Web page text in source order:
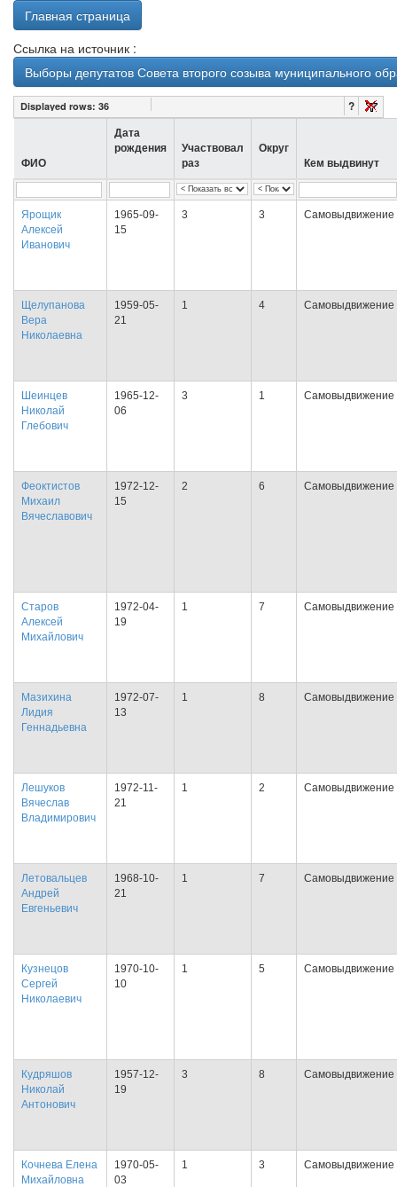
Главная страница
Ссылка на источник :
Выборы депутатов Совета второго созыва муниципального
Displayed rows: 36 ?
ФИО
Дата
рождения
Участвовал
раз
Округ
Кем выдвинут
Ярощик
Алексей
Иванович
1965-09-
15
3 3 Самовыдвижение
Щелупанова
Вера
Николаевна
1959-05-
21
1 4 Самовыдвижение
Шеинцев
Николай
Глебович
1965-12-
06
3 1 Самовыдвижение
Феоктистов
Михаил
Вячеславович
1972-12-
15
2 6 Самовыдвижение
Старов
Алексей
Михайлович
1972-04-
19
1 7 Самовыдвижение
Мазихина
Лидия
Геннадьевна
1972-07-
13
1 8 Самовыдвижение
Лешуков
Вячеслав
Владимирович
1972-11-
21
1 2 Самовыдвижение
Летовальцев
Андрей
Евгеньевич
1968-10-
21
1 7 Самовыдвижение
Кузнецов
Сергей
Николаевич
1970-10-
10
1 5 Самовыдвижение
Кудряшов
Николай
Антонович
1957-12-
19
3 8 Самовыдвижение
Кочнева Елена
Михайловна
1970-05-
03
1 3 Самовыдвижение